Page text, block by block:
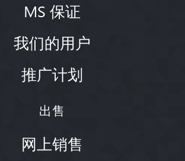
MS 保证
我们的用户
推广计划
出售
网上销售